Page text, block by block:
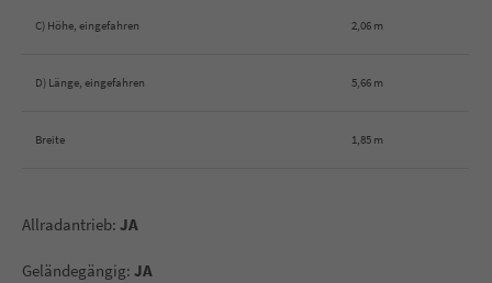
C) Höhe, eingefahren 2,06 m
D) Länge, eingefahren 5,66 m
Breite 1,85 m
Allradantrieb: JA
Geländegängig: JA